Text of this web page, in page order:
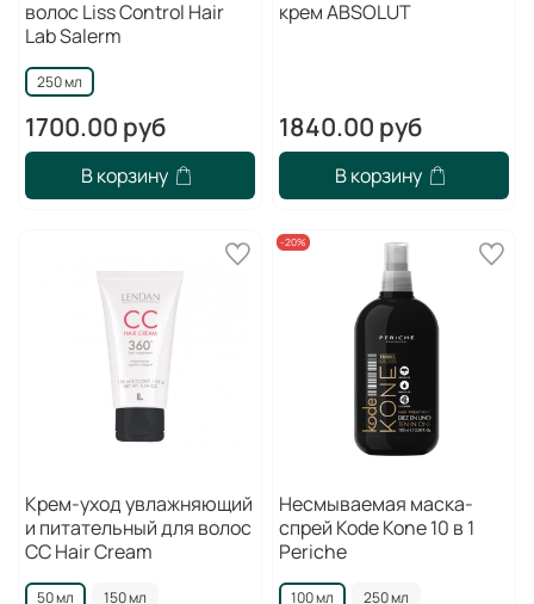
волос Liss Control Hair
Lab Salerm
250 мл
1700.00 руб
В корзину
крем ABSOLUT
1840.00 руб
В корзину
Крем-уход увлажняющий
и питательный для волос
CC Hair Cream
50 мл 150 мл
-20%
Несмываемая маска-
спрей Kode Kone 10 в 1
Periche
100 мл 250 мл